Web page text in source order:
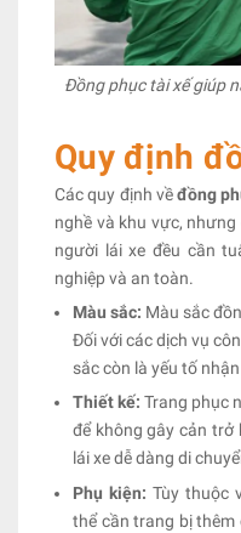
Đồng phục tài xế giúp
Quy định
Các quy định vềđồng
nghề và khu vực,
người lái xe đều cần
nghiệp và an toàn.
Màu sắc: Màu sắc
Đối với các dịch vụ
sắc còn là yếu tố
Thiết kế: Trang phục
để không gây cản
lái xe dễ dàng di
Phụ kiện: Tùy thuộc
thể cần trang bị thêm